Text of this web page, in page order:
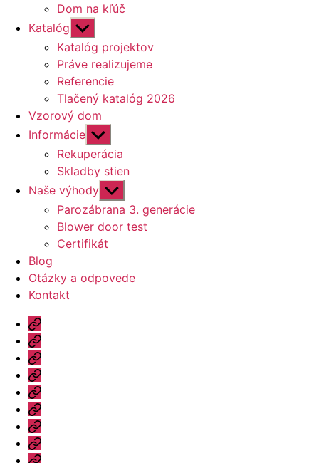
Dom na kľúč
Katalóg Zobraziť
druhú
úroveň
navigácie
Katalóg projektov
Práve realizujeme
Referencie
Tlačený katalóg 2026
Vzorový dom
Informácie Zobraziť
druhú
úroveň
navigácie
Rekuperácia
Skladby stien
Naše výhody Zobraziť
druhú
úroveň
navigácie
Parozábrana 3. generácie
Blower door test
Certifikát
Blog
Otázky a odpovede
Kontakt
Úvod
Ponuka
Katalóg
Vzorový
dom
Informácie
Naše
výhody
Blog
Otázky
a
Kontakt